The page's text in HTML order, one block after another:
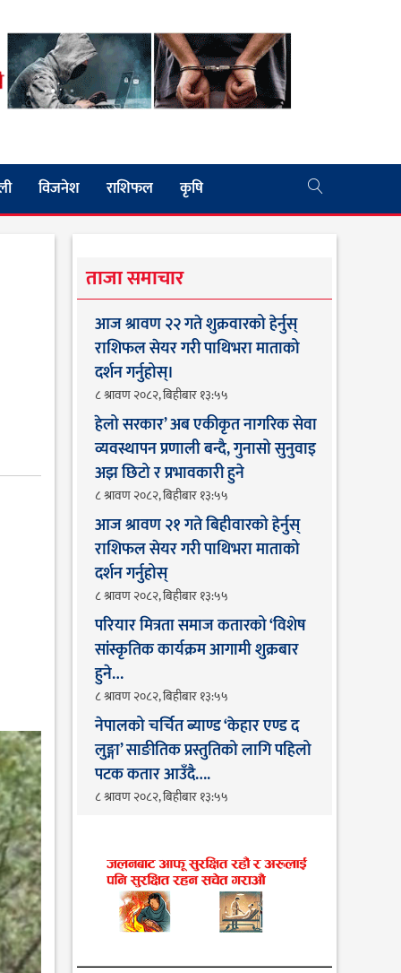
विजनेश राशिफल कृषि
ताजा समाचार
आज श्रावण २२ गते शुक्रवारको हेर्नुस्
राशिफल सेयर गरी पाथिभरा माताको
दर्शन गर्नुहोस्।
८ श्रावण २०८२, बिहीबार १३:५५
हेलो सरकार’ अब एकीकृत नागरिक सेवा
व्यवस्थापन प्रणाली बन्दै, गुनासो सुनुवाइ
अझ छिटो र प्रभावकारी हुने
८ श्रावण २०८२, बिहीबार १३:५५
आज श्रावण २१ गते बिहीवारको हेर्नुस्
राशिफल सेयर गरी पाथिभरा माताको
दर्शन गर्नुहोस्
८ श्रावण २०८२, बिहीबार १३:५५
परियार मित्रता समाज कतारको ‘विशेष
सांस्कृतिक कार्यक्रम आगामी शुक्रबार
हुने…
८ श्रावण २०८२, बिहीबार १३:५५
नेपालको चर्चित ब्याण्ड ‘केहार एण्ड द
लुङ्गा’ साङीतिक प्रस्तुतिको लागि पहिलो
पटक कतार आउँदै…. ​
८ श्रावण २०८२, बिहीबार १३:५५